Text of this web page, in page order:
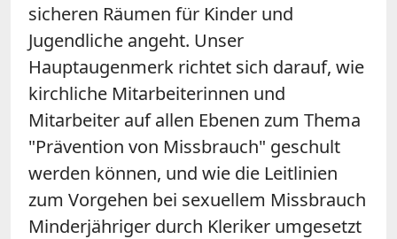
sicheren Räumen für Kinder und
Jugendliche angeht. Unser
Hauptaugenmerk richtet sich darauf, wie
kirchliche Mitarbeiterinnen und
Mitarbeiter auf allen Ebenen zum Thema
"Prävention von Missbrauch" geschult
werden können, und wie die Leitlinien
zum Vorgehen bei sexuellem Missbrauch
Minderjähriger durch Kleriker umgesetzt